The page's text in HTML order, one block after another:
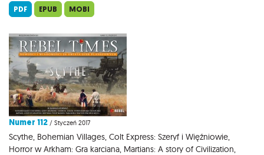
PDF EPUB MOBI
Numer 112 / Styczeń 2017
Scythe, Bohemian Villages, Colt Express: Szeryf i Więźniowie,
Horror w Arkham: Gra karciana, Martians: A story of Civilization,